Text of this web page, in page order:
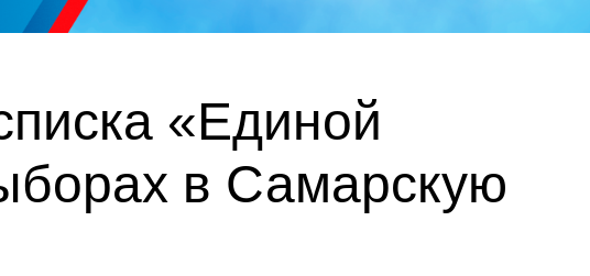
«Единой
в Самарскую